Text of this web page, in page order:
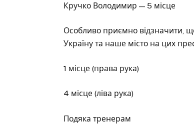
Кручко Володимир — 5 місце
Особливо приємно відзначити,
Україну та наше місто на цих
1 місце (права рука)
4 місце (ліва рука)
Подяка тренерам